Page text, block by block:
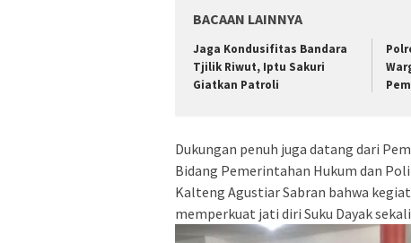
BACAAN LAINNYA
Jaga Kondusifitas Bandara
Tjilik Riwut, Iptu Sakuri
Giatkan Patroli
Dukungan penuh juga datang dari
Bidang Pemerintahan Hukum dan
Kalteng Agustiar Sabran bahwa
memperkuat jati diri Suku Dayak